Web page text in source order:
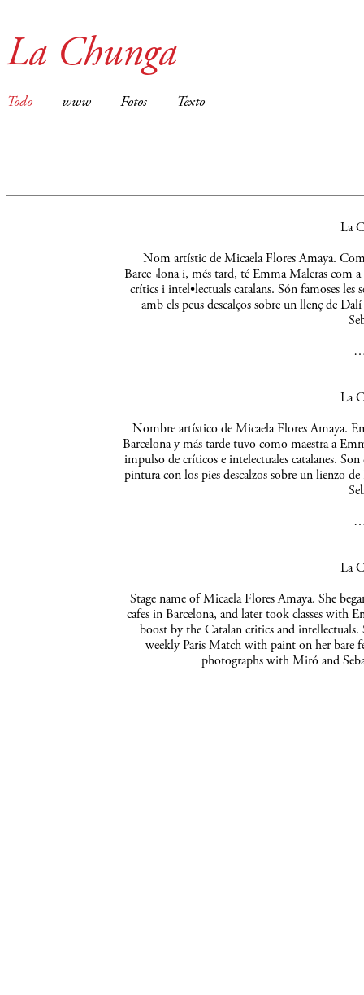
La Chunga
Todo www Fotos Texto
La
Nom artístic de Micaela Flores Amaya.
Barce¬lona i, més tard, té Emma Maleras com
crítics i intel•lectuals catalans. Són famoses
amb els peus descalços sobre un llenç de
La
Nombre artístico de Micaela Flores Amaya.
Barcelona y más tarde tuvo como maestra a
impulso de críticos e intelectuales catalanes.
pintura con los pies descalzos sobre un lienzo
La
Stage name of Micaela Flores Amaya. She
cafes in Barcelona, and later took classes with
boost by the Catalan critics and
weekly Paris Match with paint on her bare
photographs with Miró and